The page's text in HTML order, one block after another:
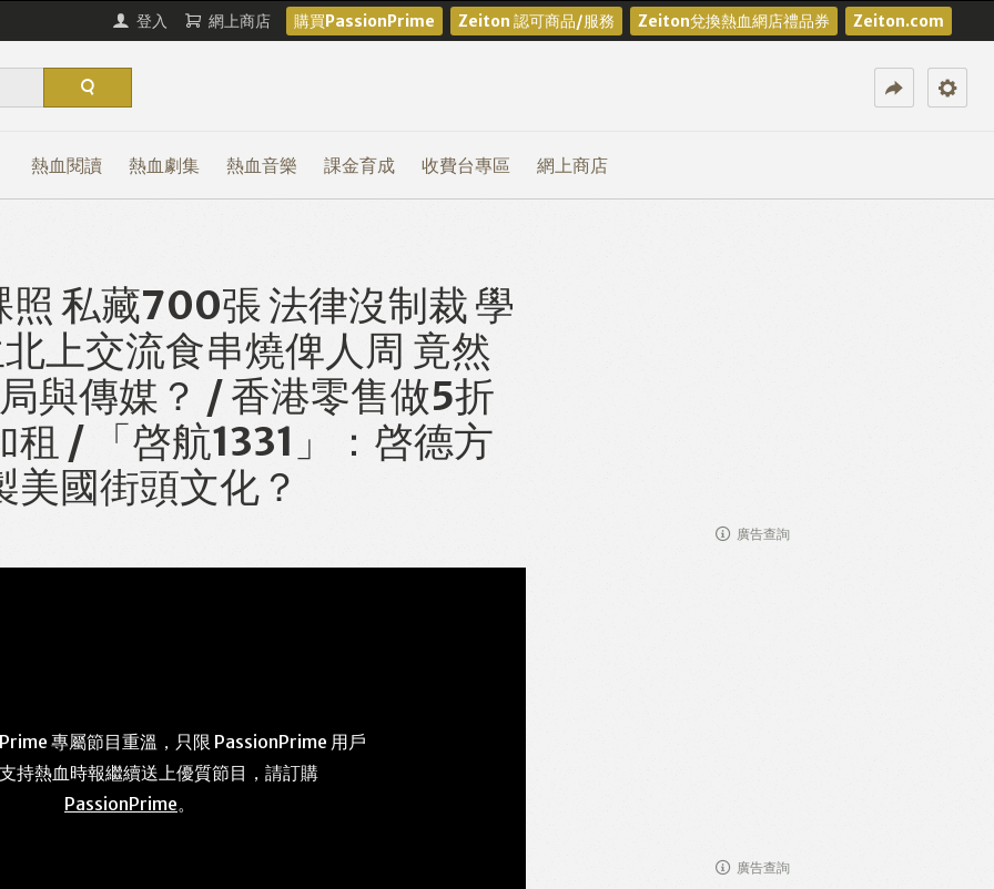
登入 網上商店 購買PassionPrime Zeiton 認可商品/服務 Zeiton兌換熱血網店禮品券 Zeiton.com
熱血閱讀 熱血劇集 熱血音樂 課金育成 收費台專區 網上商店
私藏700張 法律沒制裁 學
上交流食串燒俾人周 竟然
與傳媒？ / 香港零售做5折
/ 「啓航1331」：啓德方
國街頭文化？
專屬節目重溫，只限 PassionPrime 用戶
持熱血時報繼續送上優質節目，請訂購
PassionPrime。
廣告查詢
廣告查詢